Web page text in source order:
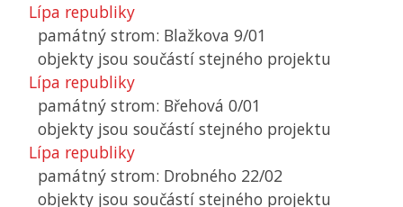
Lípa republiky
památný strom: Blažkova 9/01
objekty jsou součástí stejného projektu
Lípa republiky
památný strom: Břehová 0/01
objekty jsou součástí stejného projektu
Lípa republiky
památný strom: Drobného 22/02
objekty jsou součástí stejného projektu